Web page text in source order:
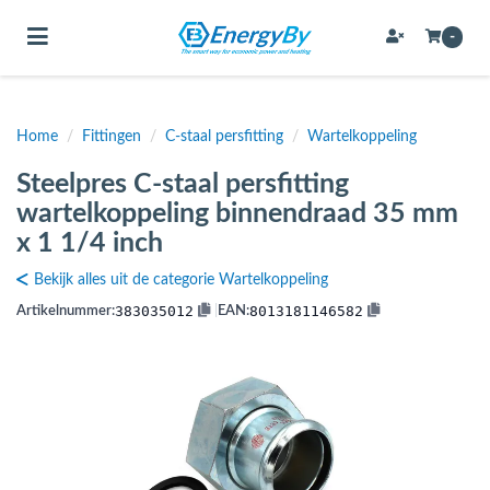
(Bevestigingsmateriaal / schroeven)
(Buffervaten, hygiene boilers & boilervaten)
(Buizen & leidingen)
(Expansievaten)
Toggle navigation -
Home / Fittingen / C-staal persfitting / Wartelkoppeling
Steelpres C-staal persfitting
wartelkoppeling binnendraad 35 mm
x 1 1/4 inch
Bekijk alles uit de categorie Wartelkoppeling
Artikelnummer:383035012 EAN:8013181146582